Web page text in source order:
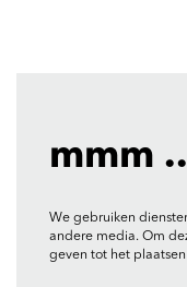
mmm
We gebruiken
andere media. Om
geven tot het plaatsen